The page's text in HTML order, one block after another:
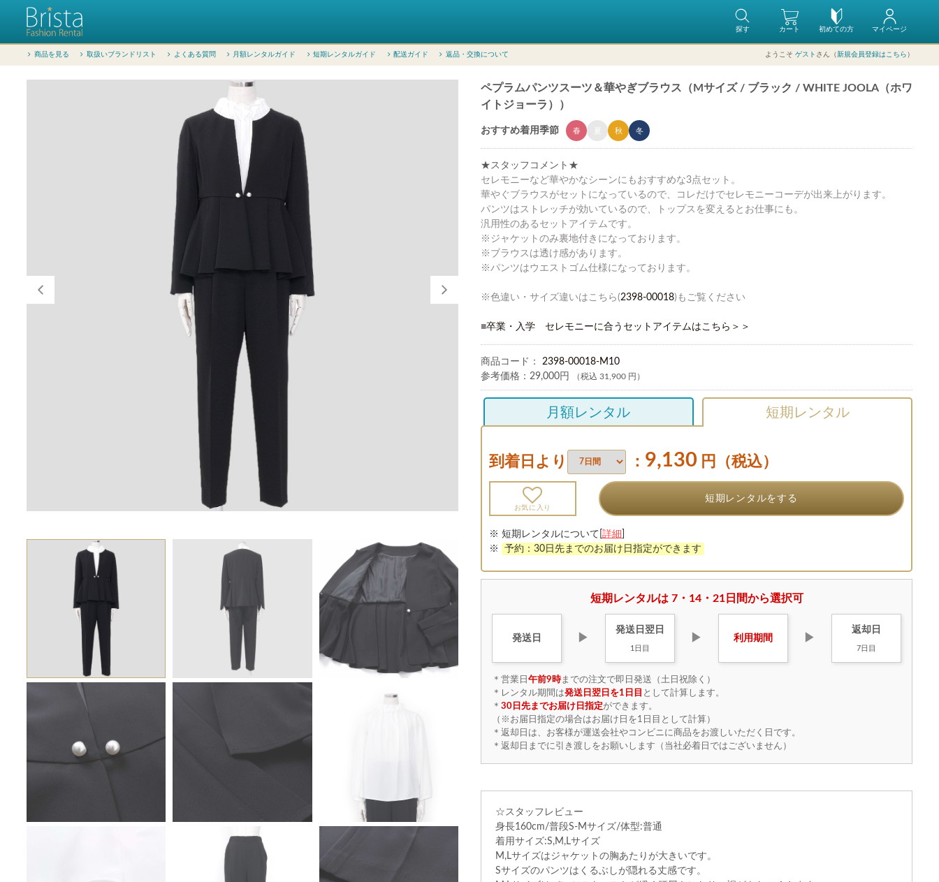
初めての方
カート マイページ
探す
商品を見る 取扱いブランドリスト よくある質問 月額レンタルガイド 短期レンタルガイド 配送ガイド 返品・交換について ようこそ ゲスト さん（新規会員登録はこちら ）
ペプラムパンツスーツ＆華やぎブラウス（Mサイズ / ブラック / WHITE JOOLA（ホワ
イトジョーラ））
おすすめ着用季節 春 秋 冬
★スタッフコメント★
セレモニーなど華やかなシーンにもおすすめな3点セット。
華やぐブラウスがセットになっているので、コレだけでセレモニーコーデが出来上がります。
パンツはストレッチが効いているので、トップスを変えるとお仕事にも。
汎用性のあるセットアイテムです。
※ジャケットのみ裏地付きになっております。
※ブラウスは透け感があります。
※パンツはウエストゴム仕様になっております。
※色違い・サイズ違いはこちら(2398-00018)もご覧ください
■卒業・入学 セレモニーに合うセットアイテムはこちら＞＞
商品コード： 2398-00018-M10
参考価格： 29,000円 （税込 31,900 円）
月額レンタル 短期レンタル
到着日より ： 9,130 円（税込）
お気に入り
短期レンタルをする
※ 短期レンタルについて[ 詳細
※
予約：30日先までのお届け日指定ができます
短期レンタルは 7・14・21日間から選択可
発送日 ▶
発送日 翌日
1日目
▶ 利用期間 ▶
返却日
7日目
＊営業日 午前9時までの注文で即日発送（土日祝除く）
＊レンタル期間は発送日翌日を1日目 として計算します。
＊ 30日先までお届け日指定ができます。
（※お届日指定の場合はお届け日を1日目として計算）
＊返却日は、お客様が運送会社やコンビニに商品をお渡しいただく日です。
＊返却日までに引き渡しをお願いします（当社必着日ではございません）
☆スタッフレビュー
身長160cm/普段S-Mサイズ/体型:普通
着用サイズ:S,M,Lサイズ
M,Lサイズはジャケットの胸あたりが大きいです。
Sサイズのパンツはくるぶしが隠れる丈感です。